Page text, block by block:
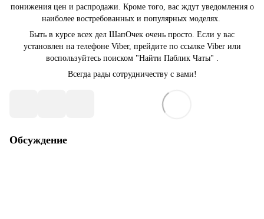
понижения цен и распродажи. Кроме того, вас ждут уведомления о
наиболее востребованных и популярных моделях.
Быть в курсе всех дел ШапОчек очень просто. Если у вас
установлен на телефоне Viber, прейдите по ссылке Viber или
воспользуйтесь поиском "Найти Паблик Чаты" .
Всегда рады сотрудничеству с вами!
Обсуждение